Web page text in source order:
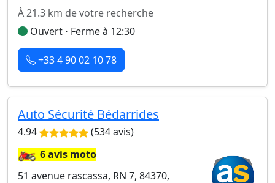
À 21.3 km de votre recherche
Ouvert ⋅ Ferme à 12:30
+33 4 90 02 10 78
Auto Sécurité Bédarrides
4.94 (534 avis)
🏍️6 avis moto
51 avenue rascassa, RN 7, 84370,